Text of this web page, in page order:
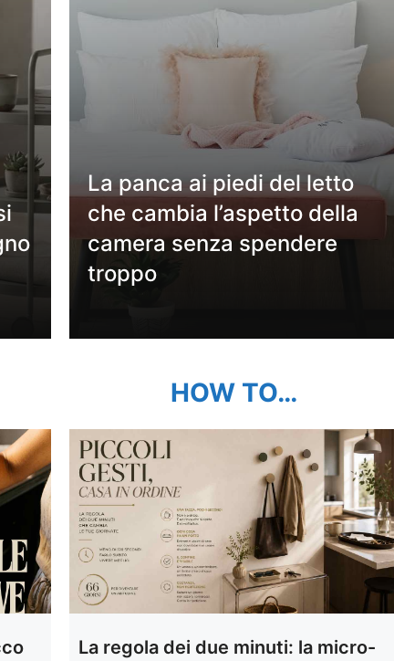
La panca ai piedi del letto
che cambia l’aspetto della
camera senza spendere
troppo
HOW TO…
La regola dei due minuti: la micro-